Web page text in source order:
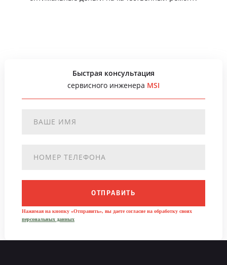
Быстрая консультация
сервисного инженера MSI
ОТПРАВИТЬ
Нажимая на кнопку «Отправить», вы даете согласие на обработку своих
персональных данных